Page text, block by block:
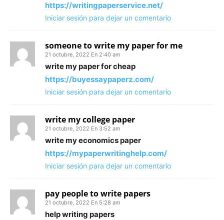
https://writingpaperservice.net/
Iniciar sesión para dejar un comentario
someone to write my paper for me
21 octubre, 2022 En 2:40 am
write my paper for cheap
https://buyessaypaperz.com/
Iniciar sesión para dejar un comentario
write my college paper
21 octubre, 2022 En 3:52 am
write my economics paper
https://mypaperwritinghelp.com/
Iniciar sesión para dejar un comentario
pay people to write papers
21 octubre, 2022 En 5:28 am
help writing papers